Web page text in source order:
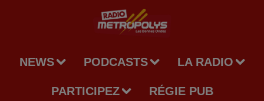
NEWS PODCASTS LA RADIO
PARTICIPEZ RÉGIE PUB